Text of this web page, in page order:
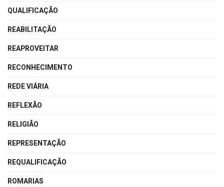
QUALIFICAÇÃO
REABILITAÇÃO
REAPROVEITAR
RECONHECIMENTO
REDE VIÁRIA
REFLEXÃO
RELIGIÃO
REPRESENTAÇÃO
REQUALIFICAÇÃO
ROMARIAS